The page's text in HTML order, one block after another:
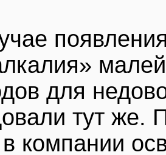
для
тут же.
в компании